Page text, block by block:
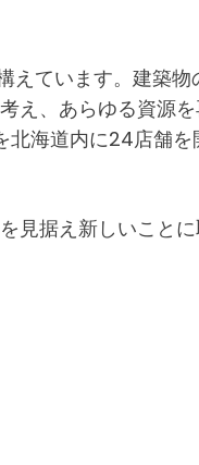
ています。建築
、あらゆる資源を
海道内に24店舗
据え新しいことに